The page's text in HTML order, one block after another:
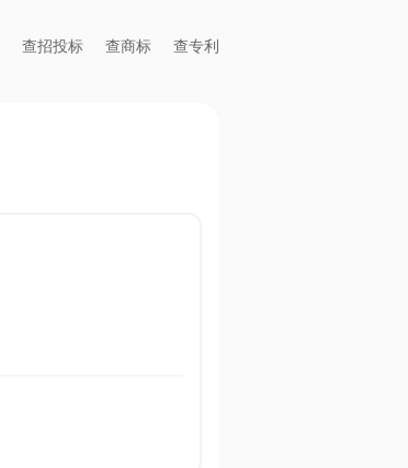
查招投标 查商标 查专利